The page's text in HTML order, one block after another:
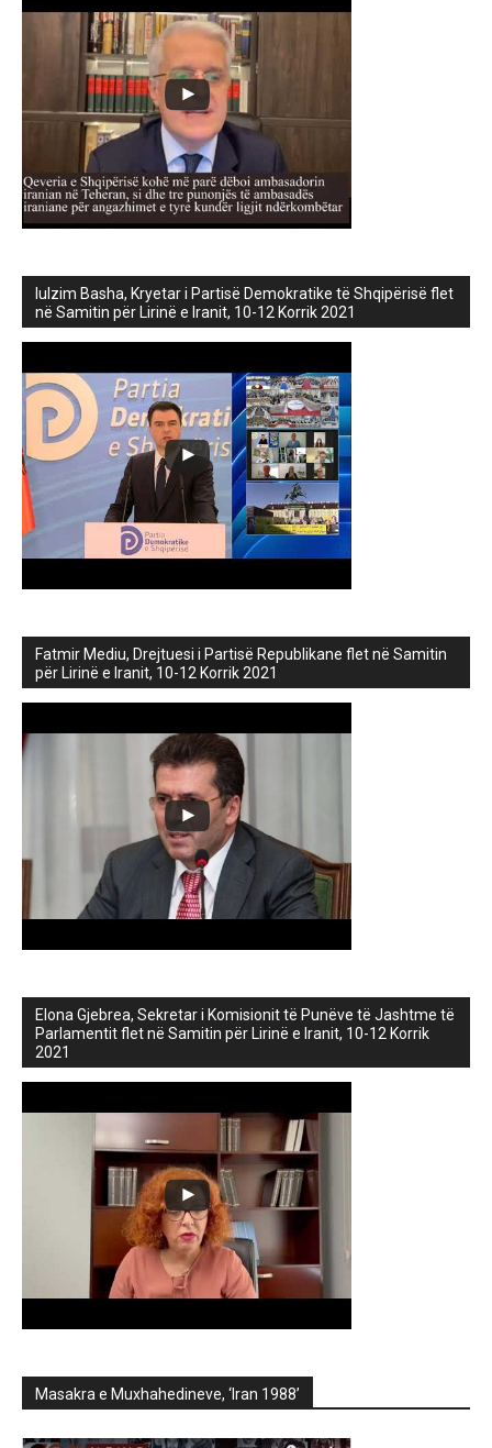
lulzim Basha, Kryetar i Partisë Demokratike të Shqipërisë flet
në Samitin për Lirinë e Iranit, 10-12 Korrik 2021
Fatmir Mediu, Drejtuesi i Partisë Republikane flet në Samitin
për Lirinë e Iranit, 10-12 Korrik 2021
Elona Gjebrea, Sekretar i Komisionit të Punëve të Jashtme të
Parlamentit flet në Samitin për Lirinë e Iranit, 10-12 Korrik
2021
Masakra e Muxhahedineve, ‘Iran 1988’